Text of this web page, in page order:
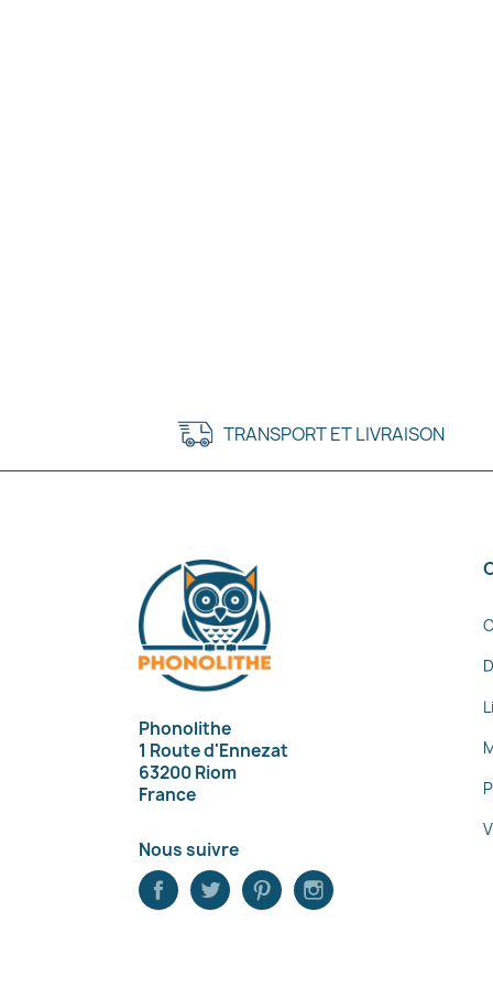
TRANSPORT ET LIVRAISON
Phonolithe
1 Route d'Ennezat
63200 Riom
France
Nous suivre